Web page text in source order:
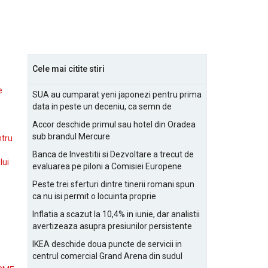
Cele mai citite stiri
SUA au cumparat yeni japonezi pentru prima
data in peste un deceniu, ca semn de
Accor deschide primul sau hotel din Oradea
sub brandul Mercure
Banca de Investitii si Dezvoltare a trecut de
evaluarea pe piloni a Comisiei Europene
Peste trei sferturi dintre tinerii romani spun
ca nu isi permit o locuinta proprie
Inflatia a scazut la 10,4% in iunie, dar analistii
avertizeaza asupra presiunilor persistente
IKEA deschide doua puncte de servicii in
centrul comercial Grand Arena din sudul